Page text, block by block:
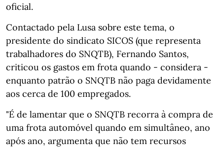
oficial.
Contactado pela Lusa sobre este tema, o
presidente do sindicato SICOS (que representa
trabalhadores do SNQTB), Fernando Santos,
criticou os gastos em frota quando - considera -
enquanto patrão o SNQTB não paga devidamente
aos cerca de 100 empregados.
"É de lamentar que o SNQTB recorra à compra de
uma frota automóvel quando em simultâneo, ano
após ano, argumenta que não tem recursos